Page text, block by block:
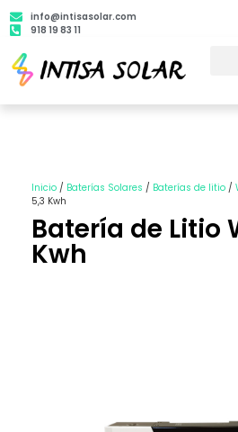
info@intisasolar.com
918 19 83 11
Inicio / Baterías Solares / Baterías de litio /
5,3 Kwh
Batería de Litio
Kwh